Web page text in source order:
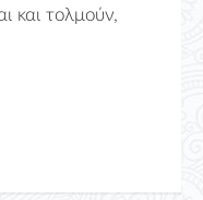
και τολμούν,